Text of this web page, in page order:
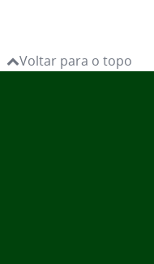
Voltar para o topo